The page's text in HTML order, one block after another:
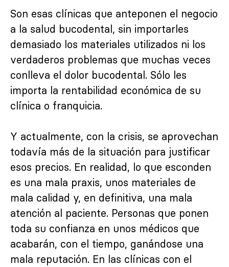
Son esas clínicas que anteponen el negocio
a la salud bucodental, sin importarles
demasiado los materiales utilizados ni los
verdaderos problemas que muchas veces
conlleva el dolor bucodental. Sólo les
importa la rentabilidad económica de su
clínica o franquicia.
Y actualmente, con la crisis, se aprovechan
todavía más de la situación para justificar
esos precios. En realidad, lo que esconden
es una mala praxis, unos materiales de
mala calidad y, en definitiva, una mala
atención al paciente. Personas que ponen
toda su confianza en unos médicos que
acabarán, con el tiempo, ganándose una
mala reputación. En las clínicas con el